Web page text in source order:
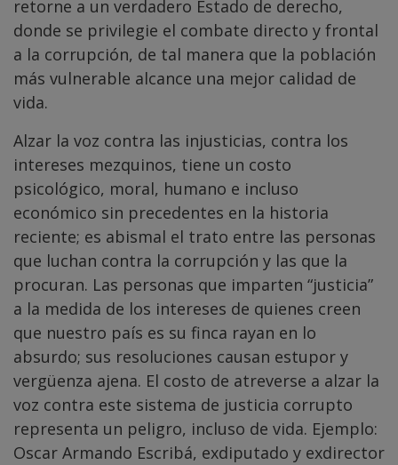
retorne a un verdadero Estado de derecho,
donde se privilegie el combate directo y frontal
a la corrupción, de tal manera que la población
más vulnerable alcance una mejor calidad de
vida.
Alzar la voz contra las injusticias, contra los
intereses mezquinos, tiene un costo
psicológico, moral, humano e incluso
económico sin precedentes en la historia
reciente; es abismal el trato entre las personas
que luchan contra la corrupción y las que la
procuran. Las personas que imparten “justicia”
a la medida de los intereses de quienes creen
que nuestro país es su finca rayan en lo
absurdo; sus resoluciones causan estupor y
vergüenza ajena. El costo de atreverse a alzar la
voz contra este sistema de justicia corrupto
representa un peligro, incluso de vida. Ejemplo:
Oscar Armando Escribá, exdiputado y exdirector